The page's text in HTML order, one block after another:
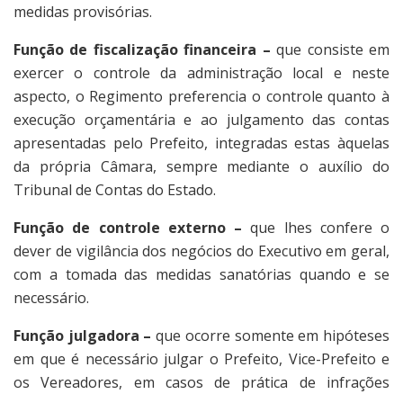
medidas provisórias.
Função de fiscalização financeira – que consiste em
exercer o controle da administração local e neste
aspecto, o Regimento preferencia o controle quanto à
execução orçamentária e ao julgamento das contas
apresentadas pelo Prefeito, integradas estas àquelas
da própria Câmara, sempre mediante o auxílio do
Tribunal de Contas do Estado.
Função de controle externo – que lhes confere o
dever de vigilância dos negócios do Executivo em geral,
com a tomada das medidas sanatórias quando e se
necessário.
Função julgadora – que ocorre somente em hipóteses
em que é necessário julgar o Prefeito, Vice-Prefeito e
os Vereadores, em casos de prática de infrações